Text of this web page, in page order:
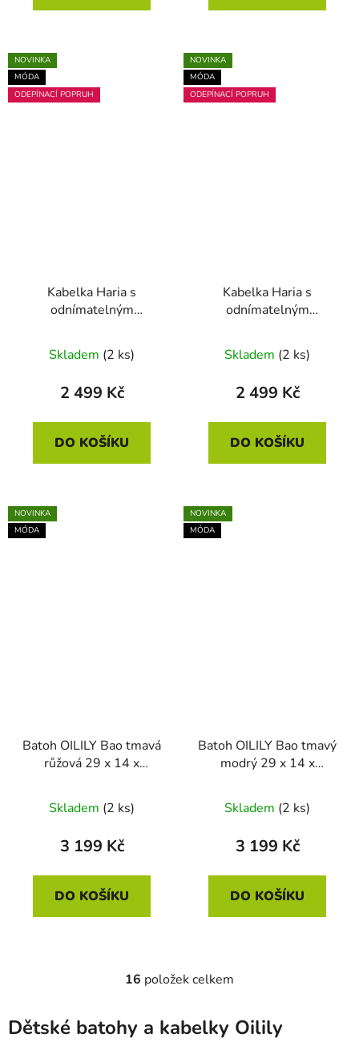
NOVINKA
MÓDA
ODEPÍNACÍ POPRUH
Kabelka Haria s
odnímatelným
22 × 14,5 × 8 cm
Skladem (2 ks)
2 499 Kč
DO KOŠÍKU
NOVINKA
MÓDA
ODEPÍNACÍ POPRUH
Kabelka Haria s
odnímatelným
22 × 14,5 × 8 cm
Skladem (2 ks)
2 499 Kč
DO KOŠÍKU
NOVINKA
MÓDA
Batoh OILILY Bao tmavá
růžová 29 x 14 x
Skladem (2 ks)
3 199 Kč
DO KOŠÍKU
NOVINKA
MÓDA
Batoh OILILY Bao tmavý
modrý 29 x 14 x
batoh s polstrovanými
zády a nastavitelnými
Skladem (2 ks)
3 199 Kč
DO KOŠÍKU
O
l
á
16 položek celkem
Dětské batohy a kabelky Oilily